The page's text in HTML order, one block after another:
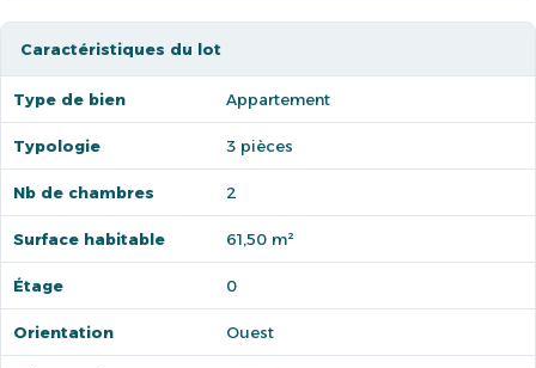
Caractéristiques du lot
Type de bien Appartement
Typologie 3 pièces
Nb de chambres 2
Surface habitable 61,50 m²
Étage 0
Orientation Ouest